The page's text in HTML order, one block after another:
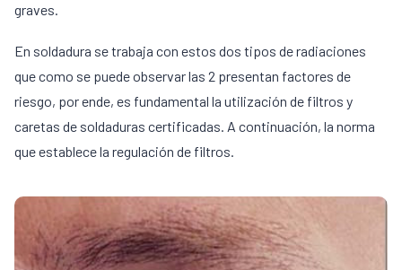
graves.
En soldadura se trabaja con estos dos tipos de radiaciones
que como se puede observar las 2 presentan factores de
riesgo, por ende, es fundamental la utilización de filtros y
caretas de soldaduras certificadas. A continuación, la norma
que establece la regulación de filtros.